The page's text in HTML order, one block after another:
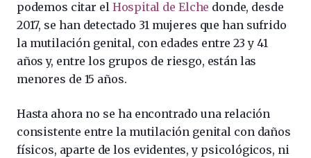
podemos citar el Hospital de Elche donde, desde
2017, se han detectado 31 mujeres que han sufrido
la mutilación genital, con edades entre 23 y 41
años y, entre los grupos de riesgo, están las
menores de 15 años.
Hasta ahora no se ha encontrado una relación
consistente entre la mutilación genital con daños
físicos, aparte de los evidentes, y psicológicos, ni